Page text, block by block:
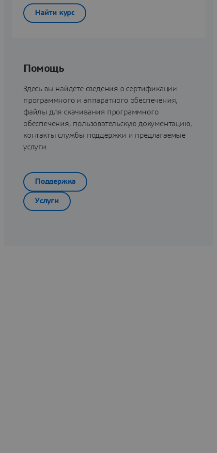
Найти курс
Помощь
Здесь вы найдете сведения о сертификации
программного и аппаратного обеспечения,
файлы для скачивания программного
обеспечения, пользовательскую документацию,
контакты службы поддержки и предлагаемые
услуги
Поддержка
Услуги